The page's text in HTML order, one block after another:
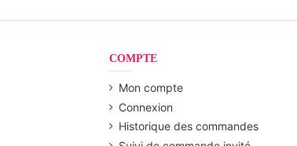
COMPTE
Mon compte
Connexion
Historique des commandes